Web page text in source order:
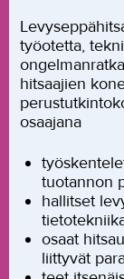
työotetta,
hitsaajien
osaajana
tuotannon
hallitset
osaat
liittyvät